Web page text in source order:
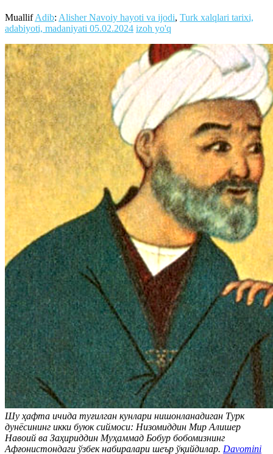
MuallifAdib: Alisher Navoiy hayoti va ijodi, Turk xalqlari tarixi,
adabiyoti, madaniyati 05.02.2024 izoh yo'q
Шу ҳафта ичида туғилган кунлари нишонланадиган Турк
дунёсининг икки буюк сиймоси: Низомиддин Мир Алишер
Навоий ва Заҳириддин Муҳаммад Бобур бобомизнинг
Афғонистондаги ўзбек набиралари шеър ўқийдилар. Davomini